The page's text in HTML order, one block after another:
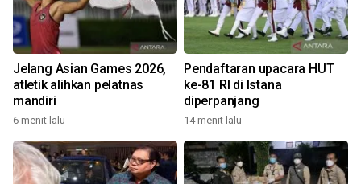
Jelang Asian Games 2026,
atletik alihkan pelatnas
mandiri
6 menit lalu
Pendaftaran upacara HUT
ke-81 RI di Istana
diperpanjang
14 menit lalu